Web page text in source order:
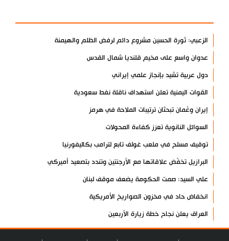
الزعبي: ثورة الحسين مشروع دائم لرفض الظلم والهيمنة
عدوان واسع على مخيم قلنديا شمال القدس
دول عربية تشيد بإنجاز علمي إيراني
القوات اليمنية تعلن استهداف ناقلة نفط سعودية
إيران وعُمان تبحثان ترتيبات الملاحة في هرمز
السوائل النانوية تعزز كفاءة المحولات
توقيف مسلح في ملعب غولف تابع لترامب بكاليفورنيا
البرازيل تخفّض علاقاتها مع الأرجنتين وتندد بتصعيد أميركي
علي السيد: صمت الحكومة يضعف موقف لبنان
انخفاض حاد في مخزون الصواريخ الأمريكية
العراق يعلن نجاح خطة زيارة الأربعين
رضائي: إيران جاهزة للدفاع عن سيادتها